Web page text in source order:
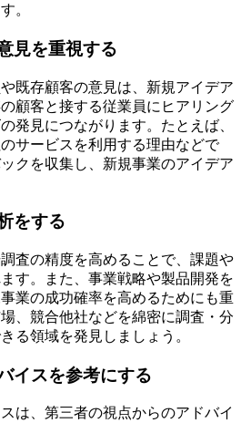
。
見を重視する
既存顧客の意見は、新規アイデア
顧客と接する従業員にヒアリング
発見につながります。たとえば、
サービスを利用する理由などで
クを収集し、新規事業のアイデア
をする
査の精度を高めることで、課題や
す。また、事業戦略や製品開発を
業の成功確率を高めるためにも重
、競合他社などを綿密に調査・分
る領域を発見しましょう。
イスを参考にする
は、第三者の視点からのアドバイ